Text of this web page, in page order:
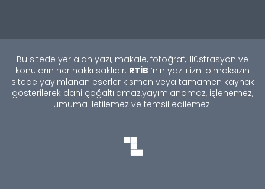
Bu sitede yer alan yazı, makale, fotoğraf, illüstrasyon ve
konuların her hakkı saklıdır. RTİB ’nin yazılı izni olmaksızın
sitede yayımlanan eserler kısmen veya tamamen kaynak
gösterilerek dahi çoğaltılamaz,yayımlanamaz, işlenemez,
umuma iletilemez ve temsil edilemez.
TEKNOBURSA
SWORDBROS